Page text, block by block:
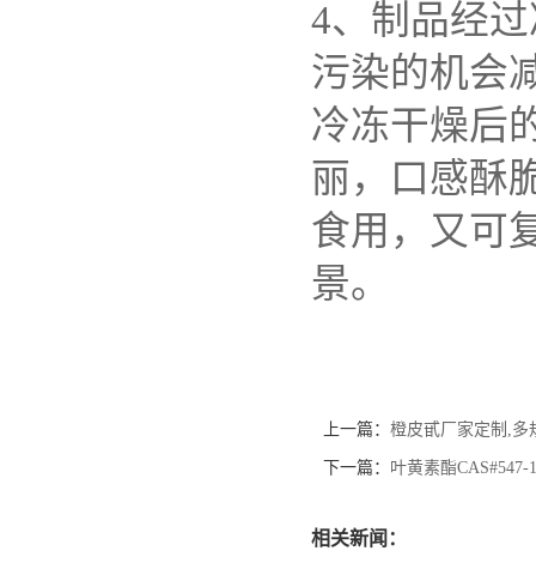
4、制品经
污染的机会
冷冻干燥后
丽，口感酥
食用，又可
景。
上一篇： 橙皮甙厂家定制,多
下一篇： 叶黄素酯CAS#547-
相关新闻：